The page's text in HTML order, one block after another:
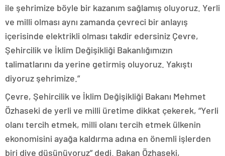
ile şehrimize böyle bir kazanım sağlamış oluyoruz. Yerli
ve milli olması aynı zamanda çevreci bir anlayış
içerisinde elektrikli olması takdir edersiniz Çevre,
Şehircilik ve İklim Değişikliği Bakanlığımızın
talimatlarını da yerine getirmiş oluyoruz. Yakıştı
diyoruz şehrimize.”
Çevre, Şehircilik ve İklim Değişikliği Bakanı Mehmet
Özhaseki de yerli ve milli üretime dikkat çekerek, “Yerli
olanı tercih etmek, milli olanı tercih etmek ülkenin
ekonomisini ayağa kaldırma adına en önemli işlerden
biri diye düşünüyoruz” dedi. Bakan Özhaseki,